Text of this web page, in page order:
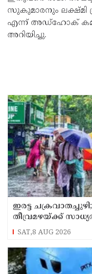
സുകുമാരനും ലക്ഷ്മി
എന്ന് അഡ്‌ഹോക്
അറിയിച്ചു.
ഇരട്ട
തീവ്രമഴയ്ക്ക്
SAT,8 AUG 2026